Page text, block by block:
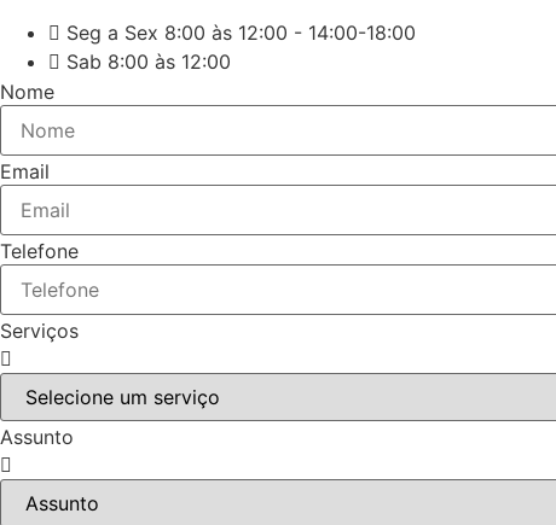
Seg a Sex 8:00 às 12:00 - 14:00-18:00
Sab 8:00 às 12:00
Nome
Email
Telefone
Serviços
Assunto